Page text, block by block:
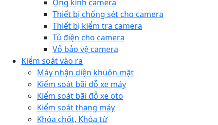
Ống kính camera
Thiết bị chống sét cho camera
Thiết bị kiểm tra camera
Tủ điện cho camera
Vỏ bảo vệ camera
Kiểm soát vào ra
Máy nhận diện khuôn mặt
Kiểm soát bãi đỗ xe máy
Kiểm soát bãi đỗ xe oto
Kiểm soát thang máy
Khóa chốt, Khóa từ